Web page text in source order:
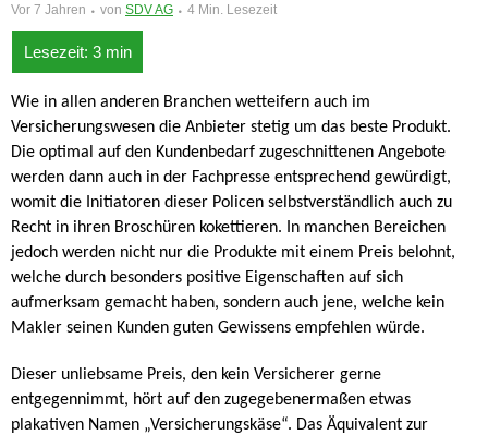
Vor 7 Jahren von SDV AG 4 Min. Lesezeit
Wie in allen anderen Branchen wetteifern auch im
Versicherungswesen die Anbieter stetig um das beste Produkt.
Die optimal auf den Kundenbedarf zugeschnittenen Angebote
werden dann auch in der Fachpresse entsprechend gewürdigt,
womit die Initiatoren dieser Policen selbstverständlich auch zu
Recht in ihren Broschüren kokettieren. In manchen Bereichen
jedoch werden nicht nur die Produkte mit einem Preis belohnt,
welche durch besonders positive Eigenschaften auf sich
aufmerksam gemacht haben, sondern auch jene, welche kein
Makler seinen Kunden guten Gewissens empfehlen würde.
Dieser unliebsame Preis, den kein Versicherer gerne
entgegennimmt, hört auf den zugegebenermaßen etwas
plakativen Namen „Versicherungskäse“. Das Äquivalent zur